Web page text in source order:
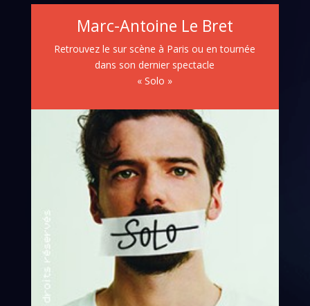
Marc-Antoine Le Bret
Retrouvez le sur scène à Paris ou en tournée
dans son dernier spectacle
« Solo »